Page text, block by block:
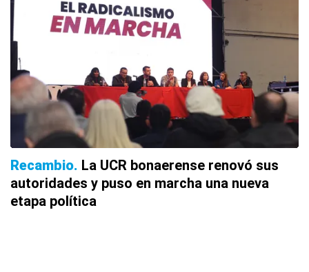
Recambio La UCR bonaerense renovó sus
autoridades y puso en marcha una nueva
etapa política